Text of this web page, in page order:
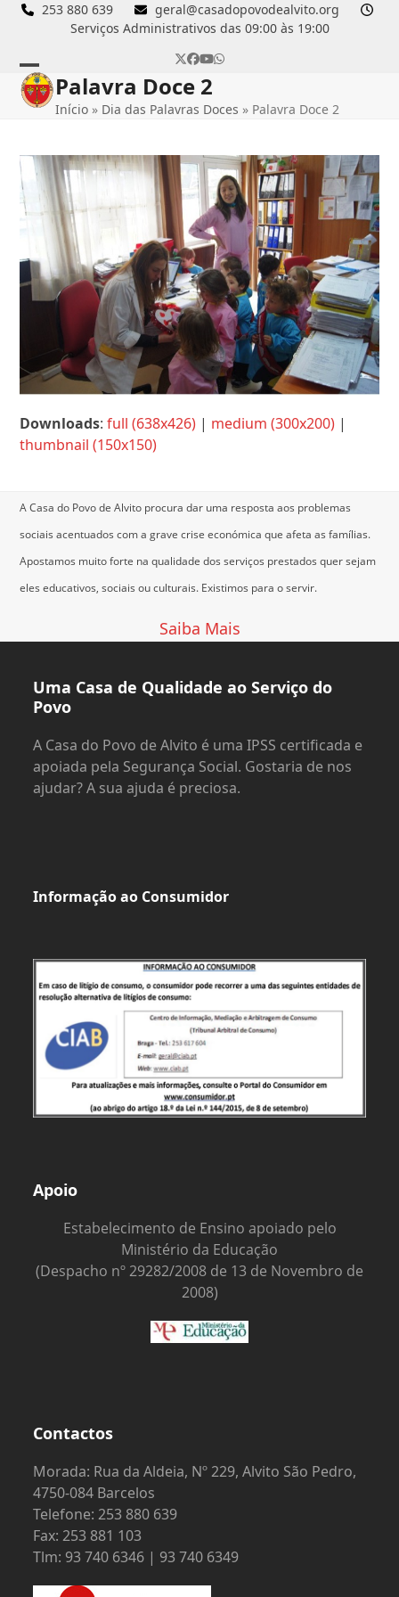
Skip
253 880 639
geral@casadopovodealvito.org
Serviços Administrativos das 09:00 às 19:00
Twitter
Facebook
YouTube
Whatsapp
Open
mobile
Close
mobile
Palavra Doce 2
Início » Dia das Palavras Doces » Palavra Doce 2
Downloads:full (638x426) | medium (300x200) |
thumbnail (150x150)
A Casa do Povo de Alvito procura dar uma resposta aos problemas
sociais acentuados com a grave crise económica que afeta as famílias.
Apostamos muito forte na qualidade dos serviços prestados quer sejam
eles educativos, sociais ou culturais. Existimos para o servir.
Saiba Mais
Uma Casa de Qualidade ao Serviço do
Povo
A Casa do Povo de Alvito é uma IPSS certificada e
apoiada pela Segurança Social. Gostaria de nos
ajudar? A sua ajuda é preciosa.
Informação ao Consumidor
Apoio
Estabelecimento de Ensino apoiado pelo
Ministério da Educação
(Despacho nº 29282/2008 de 13 de Novembro de
2008)
Contactos
Morada: Rua da Aldeia, Nº 229, Alvito São Pedro,
4750-084 Barcelos
Telefone: 253 880 639
Fax: 253 881 103
Tlm: 93 740 6346 | 93 740 6349